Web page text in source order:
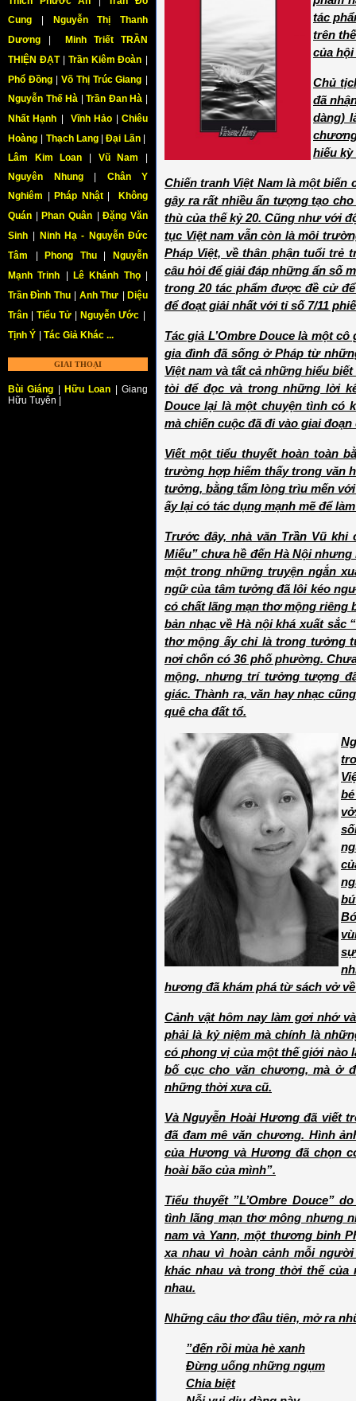
Cung
Nguyễn Thị Thanh
Dương
Minh Triết TRẦN
THIỆN ĐẠT
|Trần Kiêm Đoàn
Phổ Đồng
|Võ Thị Trúc Giang
Nguyễn Thế Hà
Trần Đan Hà
Nhất Hạnh
Vĩnh Hảo |Chiêu
Hoàng
Thạch Lang|Đại Lãn|
Lâm Kim Loan
Vũ Nam
Nguyên Nhung| Chân Y
Nghiêm
Pháp Nhật|
Không
Quán
Phan Quân |Đặng Văn
Sinh
Ninh Hạ - Nguyễn Đức
Tâm
Phong Thu|
Nguyễn
Mạnh Trinh
Lê Khánh Thọ|
Trần Đình Thu
Anh Thư
Diệu
Trân
Tiểu Tử Nguyễn Ước
Tịnh Ý
Tác Giả Khác ...
GIAI THOẠI
Bùi Giáng Hữu Loan | Giang
Hữu Tuyên |
tác
trên
của
Chủ
đã
dàng)
hiếu kỳ
Chiến tranh Việt Nam là một
gây ra rất nhiều ấn tượng tạo
thù của thế kỷ 20. Cũng như với
tục Việt nam vẫn còn là môi
Pháp Việt, về thân phận tuổi trẻ
câu hỏi để giải đáp những ẩn số
trong 20 tác phẩm được đề cử
để đoạt giải nhất với tỉ số 7/11
Tác giả L’Ombre Douce là một
gia đình đã sống ở Pháp từ
Việt nam và tất cả những hiểu
tòi để đọc và trong những lời
Douce lại là một chuyện tình có
mà chiến cuộc đã đi vào giai
Viết một tiểu thuyết hoàn toàn
trường hợp hiếm thấy trong văn
tưởng, bằng tấm lòng trìu mến
ấy lại có tác dụng mạnh mẽ để
Trước đây, nhà văn Trần Vũ khi
Miếu” chưa hề đến Hà Nội
một trong những truyện ngắn
ngữ của tâm tưởng đã lôi kéo
có chất lãng mạn thơ mộng riêng
bản nhạc về Hà nội khá xuất sắc
thơ mộng ấy chỉ là trong tưởng
nơi chốn có 36 phố phường.
mộng, nhưng trí tưởng tượng
giác. Thành ra, văn hay nhạc
quê cha đất tổ.
hương đã khám phá từ sách vở
Cảnh vật hôm nay làm gơi nhớ
phải là kỷ niệm mà chính là
có phong vị của một thế giới nào
bố cục cho văn chương, mà ở
những thời xưa cũ.
Và Nguyễn Hoài Hương đã viết
đã đam mê văn chương. Hình
của Hương và Hương đã chọn
hoài bão của mình”.
Tiểu thuyết ”L’Ombre Douce”
tình lãng mạn thơ mông nhưng
nam và Yann, một thương binh
xa nhau vì hoàn cảnh mỗi
khác nhau và trong thời thế của
nhau.
Những câu thơ đầu tiên, mở ra
”đến rồi mùa hè xanh
Đừng uống những ngụm
Chia biệt